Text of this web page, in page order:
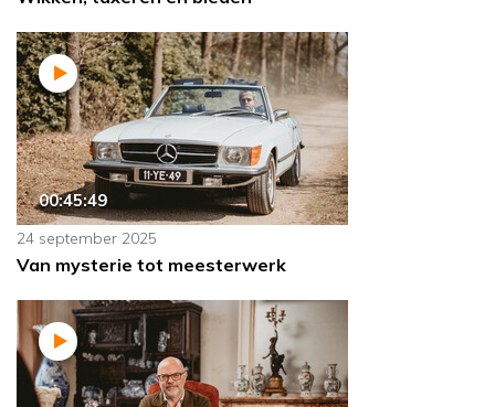
00:45:49
24 september 2025
Van mysterie tot meesterwerk